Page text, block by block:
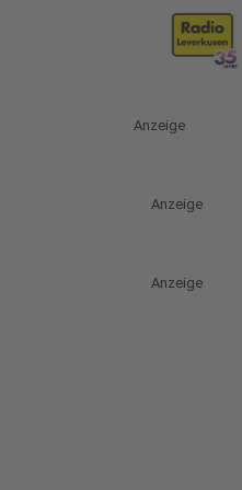
Anzeige
Anzeige
Anzeige